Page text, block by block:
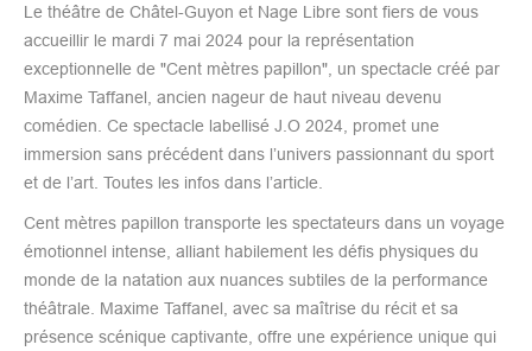
Le théâtre de Châtel-Guyon et Nage Libre sont fiers de vous
accueillir le mardi 7 mai 2024 pour la représentation
exceptionnelle de "Cent mètres papillon", un spectacle créé par
Maxime Taffanel, ancien nageur de haut niveau devenu
comédien. Ce spectacle labellisé J.O 2024, promet une
immersion sans précédent dans l’univers passionnant du sport
et de l’art. Toutes les infos dans l’article.​
Cent mètres papillon transporte les spectateurs dans un voyage
émotionnel intense, alliant habilement les défis physiques du
monde de la natation aux nuances subtiles de la performance
théâtrale. Maxime Taffanel, avec sa maîtrise du récit et sa
présence scénique captivante, offre une expérience unique qui